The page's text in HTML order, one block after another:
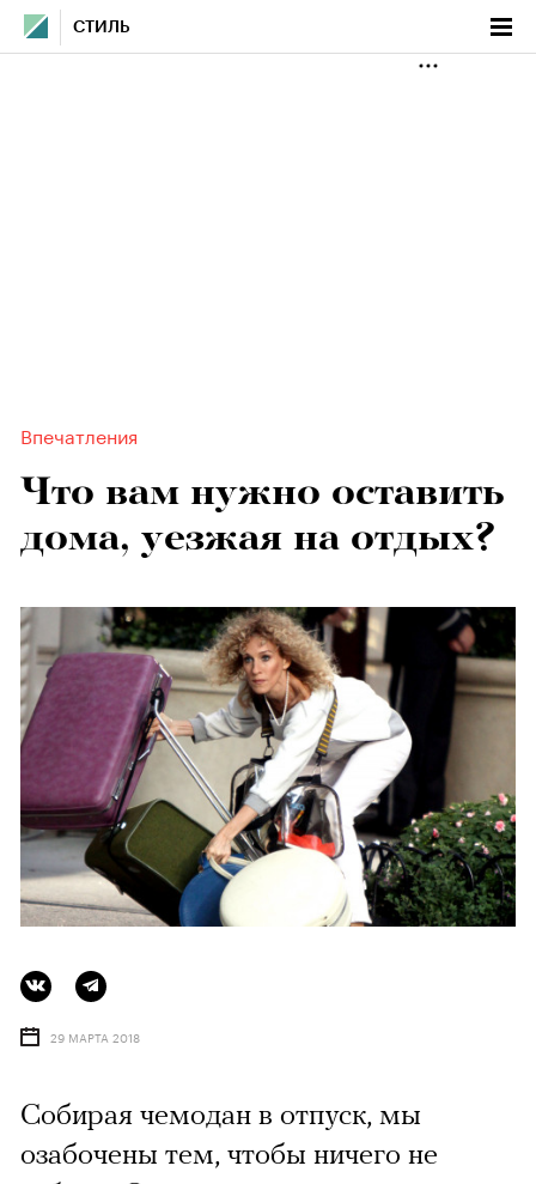
СТИЛЬ
Впечатления
Что вам нужно оставить
дома, уезжая на отдых?
29 МАРТА 2018
Собирая чемодан в отпуск, мы
озабочены тем, чтобы ничего не